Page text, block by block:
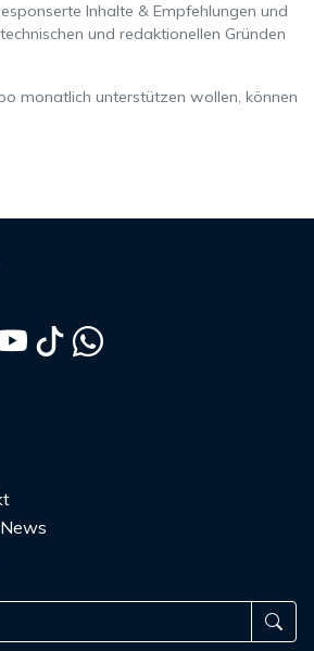
Inhalte & Empfehlungen und
und redaktionellen Gründen
monatlich unterstützen wollen, können